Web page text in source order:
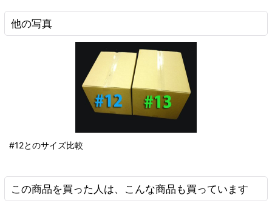
他の写真
#12とのサイズ比較
この商品を買った人は、こんな商品も買っています